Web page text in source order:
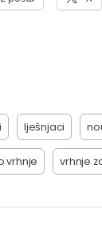
lješnjaci
vrhnje vrhnje